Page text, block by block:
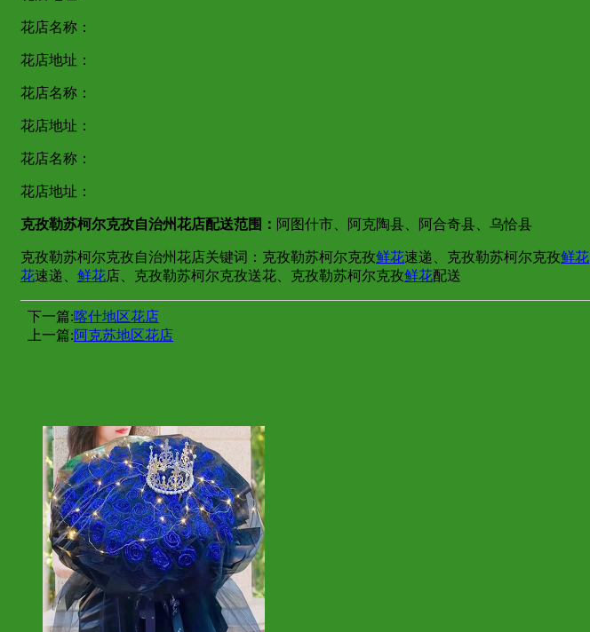
花店名称：
花店地址：
花店名称：
花店地址：
花店名称：
花店地址：
克孜勒苏柯尔克孜自治州花店配送范围： 阿图什市、阿克陶县、阿合奇县、乌恰县
克孜勒苏柯尔克孜自治州花店关键词：克孜勒苏柯尔克孜鲜花速递、克孜勒苏柯尔克孜鲜花
花速递、 鲜花店、克孜勒苏柯尔克孜送花、克孜勒苏柯尔克孜鲜花配送
下一篇:喀什地区花店
上一篇:阿克苏地区花店